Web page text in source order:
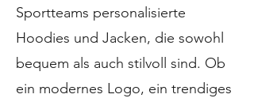
Sportteams personalisierte
Hoodies und Jacken, die sowohl
bequem als auch stilvoll sind. Ob
ein modernes Logo, ein trendiges